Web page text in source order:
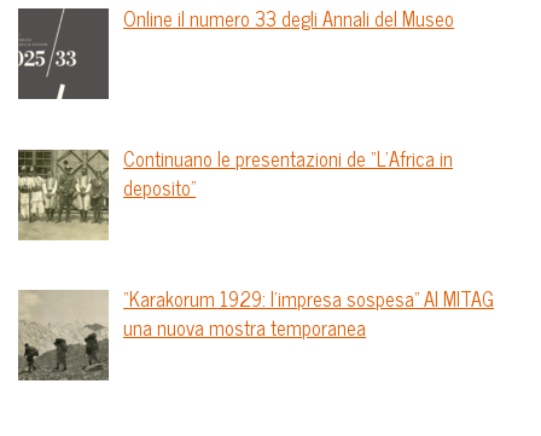
Online il numero 33 degli Annali del Museo
Continuano le presentazioni de “L’Africa in
deposito”
“Karakorum 1929: l’impresa sospesa” Al MITAG
una nuova mostra temporanea